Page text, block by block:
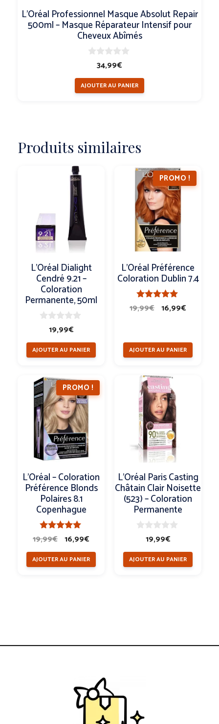
L’Oréal Professionnel Masque Absolut Repair
500ml – Masque Réparateur Intensif pour
Cheveux Abîmés
u
r
5
34,99€
AJOUTER AU PANIER
Produits similaires
L’Oréal Dialight
Cendré 9.21 –
Coloration
Permanente, 50ml
u
r
5
19,99€
AJOUTER AU PANIER
PROMO !
L’Oréal Préférence
Coloration Dublin 7.4
5.00
sur 5
19,99€ Le
était :
19,99€.
16,99€
est :
16,99€.
AJOUTER AU PANIER
PROMO !
L’Oréal – Coloration
Préférence Blonds
Polaires 8.1
Copenhague
5.00
sur 5
19,99€ Le
prix
initial
16,99€
prix
actuel
AJOUTER AU PANIER
L’Oréal Paris Casting
Châtain Clair Noisette
(523) – Coloration
Permanente
u
r
5
19,99€
AJOUTER AU PANIER